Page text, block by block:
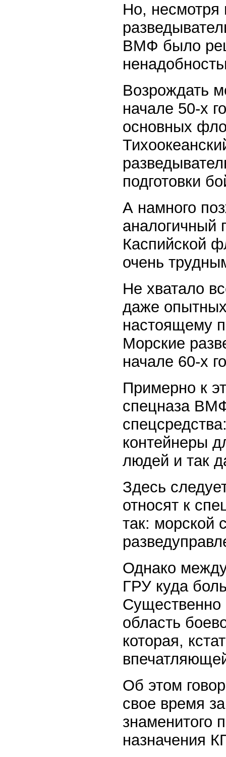
Но, несмотря
ВМФ было
Возрождать
начале 50-х
основных
подготовки
А намного
аналогичный
Каспийской
очень
Не хватало
даже
настоящему
Морские
начале 60-х
Примерно к
спецназа
контейнеры
людей и так
Здесь
относят к
так: морской
Однако
ГРУ куда
Существенно
область
которая,
Об этом
свое время
знаменитого
назначения